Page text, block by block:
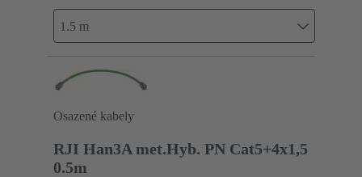
1.5 m
Osazené kabely
RJI Han3A met.Hyb. PN Cat5+4x1,5
0.5m